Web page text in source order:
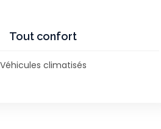
Langues
Langues parlées : Français - Anglais